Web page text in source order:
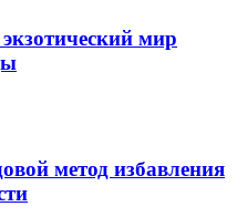
мир
метод избавления